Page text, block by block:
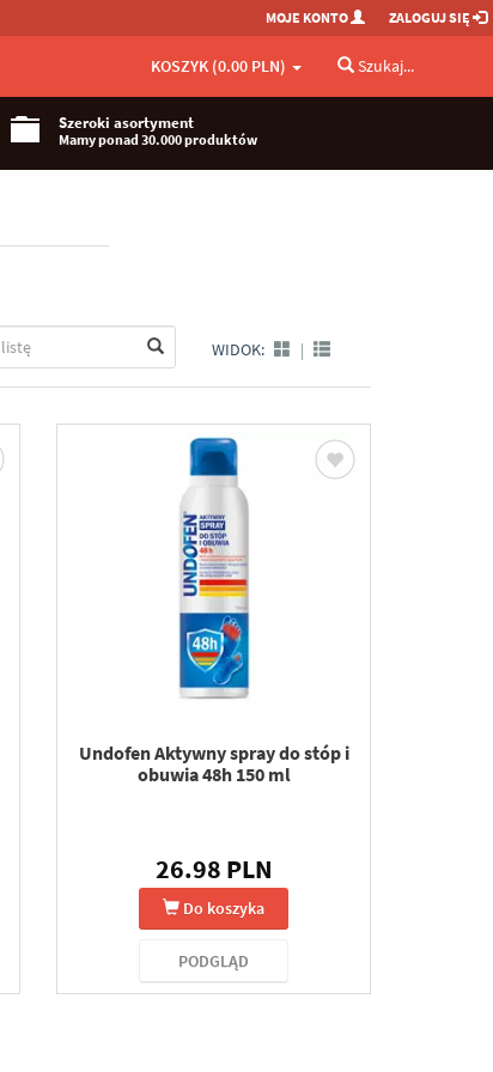
MOJE KONTO ZALOGUJ SIĘ
KOSZYK (0.00 PLN) Szukaj...
Szeroki asortyment
Mamy ponad 30.000 produktów
WIDOK: |
Undofen Aktywny spray do stóp i
obuwia 48h 150 ml
26.98 PLN
Do koszyka
PODGLĄD